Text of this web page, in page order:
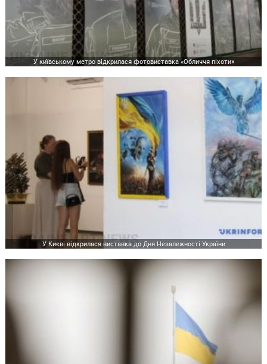
У київському метро відкрилася фотовиставка «Обличчя піхоти»
У Києві відкрилася виставка до Дня Незалежності України